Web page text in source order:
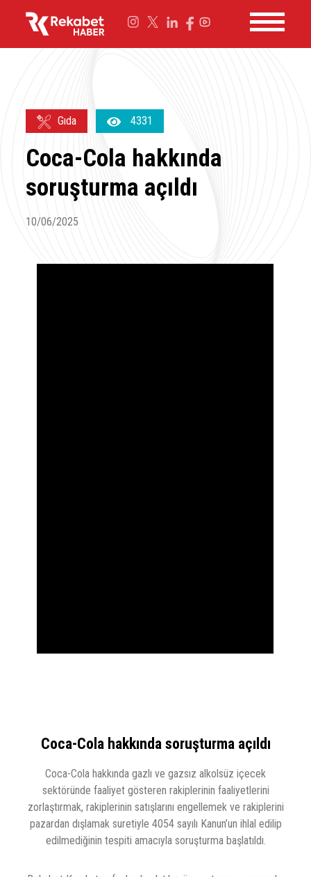
Gıda 4331
Coca-Cola hakkında
soruşturma açıldı
10/06/2025
Coca-Cola hakkında soruşturma açıldı
Coca-Cola hakkında gazlı ve gazsız alkolsüz içecek
sektöründe faaliyet gösteren rakiplerinin faaliyetlerini
zorlaştırmak, rakiplerinin satışlarını engellemek ve rakiplerini
pazardan dışlamak suretiyle 4054 sayılı Kanun’un ihlal edilip
edilmediğinin tespiti amacıyla soruşturma başlatıldı.